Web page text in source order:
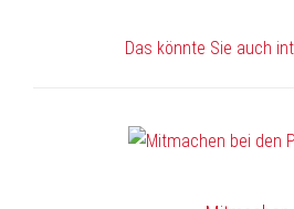
Das könnte Sie auch